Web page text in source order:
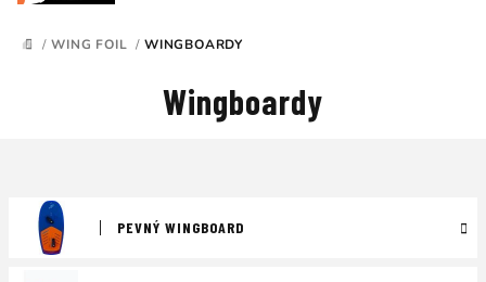
DOMŮ
/ WING FOIL / WINGBOARDY
Wingboardy
PEVNÝ WINGBOARD